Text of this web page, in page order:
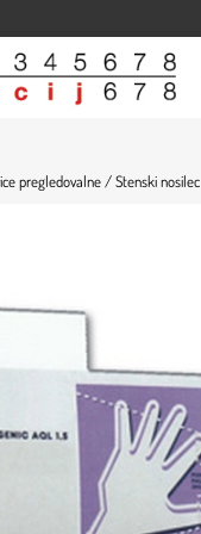
O nas Kontakt
pregledovalne /Stenski nosilec